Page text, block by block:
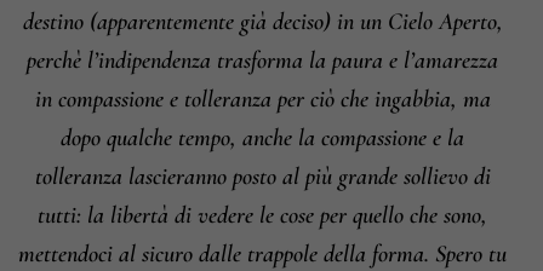
destino (apparentemente già deciso) in un Cielo Aperto,
perchè l’indipendenza trasforma la paura e l’amarezza
in compassione e tolleranza per ciò che ingabbia, ma
dopo qualche tempo, anche la compassione e la
tolleranza lascieranno posto al più grande sollievo di
tutti: la libertà di vedere le cose per quello che sono,
mettendoci al sicuro dalle trappole della forma. Spero tu